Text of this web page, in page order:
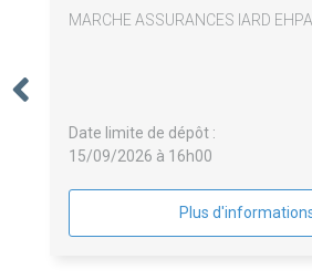
MARCHE ASSURANCES IARD
Date limite de dépôt :
15/09/2026 à 16h00
Plus